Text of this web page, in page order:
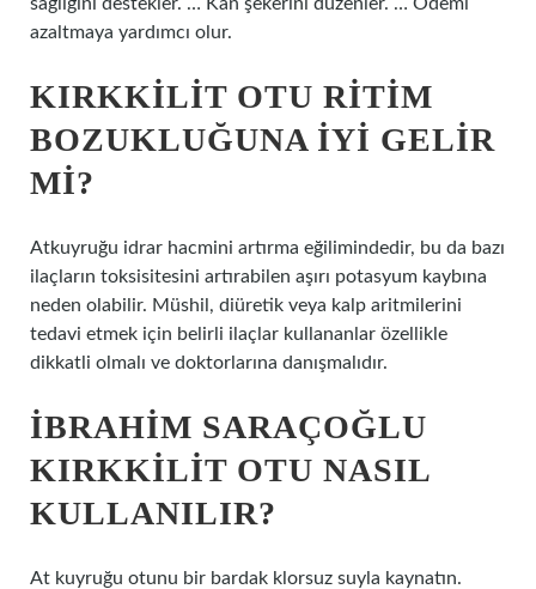
azaltmaya yardımcı olur.
KIRKKILIT OTU RITIM
BOZUKLUĞUNA IYI GELIR
MI?
Atkuyruğu idrar hacmini artırma eğilimindedir, bu da bazı
ilaçların toksisitesini artırabilen aşırı potasyum kaybına
neden olabilir. Müshil, diüretik veya kalp aritmilerini
tedavi etmek için belirli ilaçlar kullananlar özellikle
dikkatli olmalı ve doktorlarına danışmalıdır.
İBRAHIM SARAÇOĞLU
KIRKKILIT OTU NASIL
KULLANILIR?
At kuyruğu otunu bir bardak klorsuz suyla kaynatın.